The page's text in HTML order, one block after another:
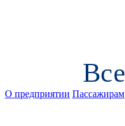
О предприятии Пассажирам